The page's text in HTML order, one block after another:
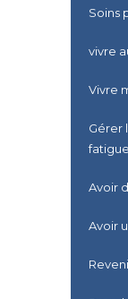
Soins
vivre
Vivre
Gérer
Avoir
Avoir